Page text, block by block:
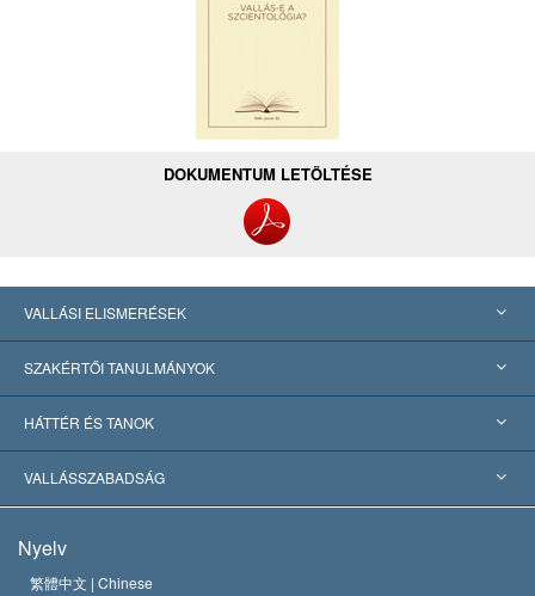
DOKUMENTUM LETÖLTÉSE
VALLÁSI ELISMERÉSEK
USA
Nemzetközi elismerések
Jelentős ítéletek
SZAKÉRTŐI TANULMÁNYOK
Tanulmányok kategóriák szerint
A világ legnagyobb szaktekintélyei
HÁTTÉR ÉS TANOK
L. Ron Hubbard
A Szcientológia Egyház hitvallása
VALLÁSSZABADSÁG
Nemzetközi emberi jogi standardok
Nyelv
繁體中文 | Chinese